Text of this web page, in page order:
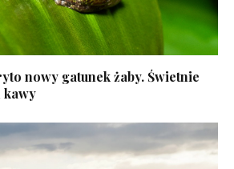
nowy gatunek żaby. Świetnie
kawy